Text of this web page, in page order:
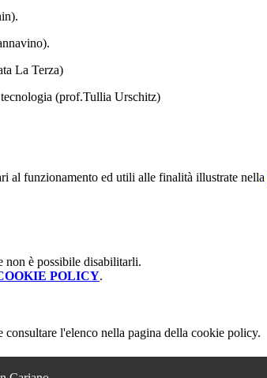
La Terza)
(prof.Tullia Urschitz)
al funzionamento ed utili alle finalità illustrate nella
non è possibile disabilitarli.
POLICY.
l'elenco nella pagina della cookie policy.